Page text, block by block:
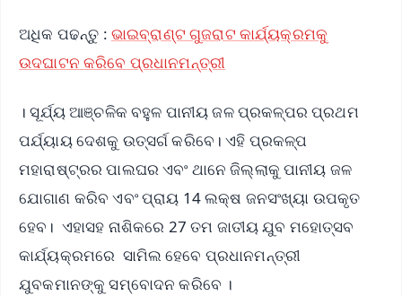
ଅଧିକ ପଢନ୍ତୁ : ଭାଇବ୍ରାଣ୍ଟ ଗୁଜରାଟ କାର୍ଯ୍ୟକ୍ରମକୁ
ଉଦଘାଟନ କରିବେ ପ୍ରଧାନମନ୍ତ୍ରୀ
। ସୂର୍ଯ୍ୟ ଆଞ୍ଚଳିକ ବହୁଳ ପାନୀୟ ଜଳ ପ୍ରକଳ୍ପର ପ୍ରଥମ
ପର୍ଯ୍ୟାୟ ଦେଶକୁ ଉତ୍ସର୍ଗ କରିବେ। ଏହି ପ୍ରକଳ୍ପ
ମହାରାଷ୍ଟ୍ରର ପାଲଘର ଏବଂ ଥାନେ ଜିଲ୍ଲାକୁ ପାନୀୟ ଜଳ
ଯୋଗାଣ କରିବ ଏବଂ ପ୍ରାୟ 14 ଲକ୍ଷ ଜନସଂଖ୍ୟା ଉପକୃତ
ହେବ। ଏହାସହ ନାଶିକରେ 27 ତମ ଜାତୀୟ ଯୁବ ମହୋତ୍ସବ
କାର୍ଯ୍ୟକ୍ରମରେ ସାମିଲ ହେବେ ପ୍ରଧାନମନ୍ତ୍ରୀ
ଯୁବକମାନଙ୍କୁ ସମ୍ବୋଦନ କରିବେ ।